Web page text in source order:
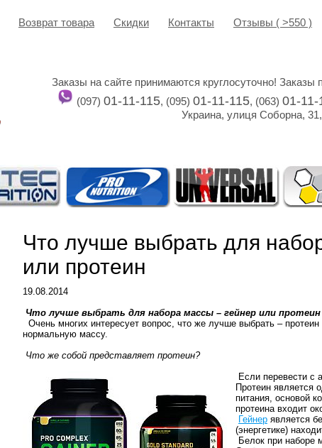
Возврат товара Cкидки Контакты
Отзывы ( >550 )
Заказы на сайте принимаются круглосуточно!
(097) 01-11-115, (095) 01-11-115, (063) 01-11-
Украина, улиця Соборна,
Что лучше выбрать для
или протеин
19.08.2014
Что лучше выбрать для набора массы – гейнер или протеин
Очень многих интересует вопрос, что же лучше выбрать –
нормальную массу.
Что же собой представляет протеин?
Если перевести с
Протеин является
питания, основой
протеина входит
Гейнер является
(энергетике)
Белок при наборе